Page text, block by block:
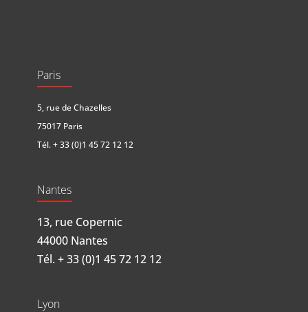
Paris
5, rue de Chazelles
75017 Paris
Tél.+ 33 (0)1 45 72 12 12
Nantes
13, rue Copernic
44000 Nantes
Tél. + 33 (0)1 45 72 12 12
Lyon